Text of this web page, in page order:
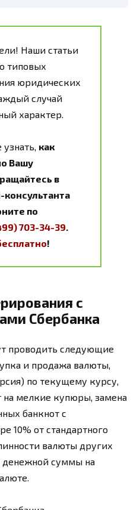
Наши статьи
типовых
юридических
случай
характер.
как
Вашу
в
по
703-34-39.
!
с
Сбербанка
проводить следующие
и продажа валюты,
по текущему курсу,
на мелкие купюры, замена
банкнот с
10% от стандартного
валюты других
денежной суммы на